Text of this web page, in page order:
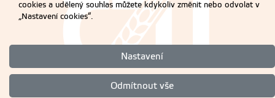
cookies a udělený souhlas můžete kdykoliv změnit nebo odvolat v
„Nastavení cookies“.
Nastavení
Odmítnout vše